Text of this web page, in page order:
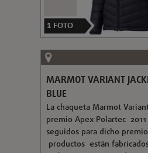
1 FOTO
MARMOT VARIANT
BLUE
La chaqueta Marmot
premio Apex Polartec
seguidos para dicho
productos están